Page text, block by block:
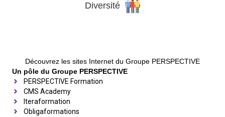
Diversité
Découvrez les sites Internet du Groupe PERSPECTIVE
Un pôle du Groupe PERSPECTIVE
PERSPECTIVE Formation
CMS Academy
Iteraformation
Obligaformations